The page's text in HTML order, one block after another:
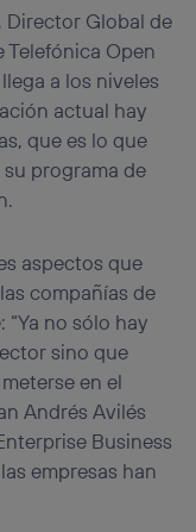
Director Global de
Telefónica Open
a los niveles
actual hay
que es lo que
programa de
aspectos que
compañías de
no sólo hay
sino que
en el
Andrés Avilés
Business
empresas han